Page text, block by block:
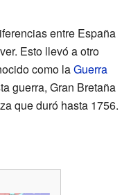
entre España
Esto llevó a otro
como laGuerra
guerra, Gran Bretaña
que duró hasta 1756.